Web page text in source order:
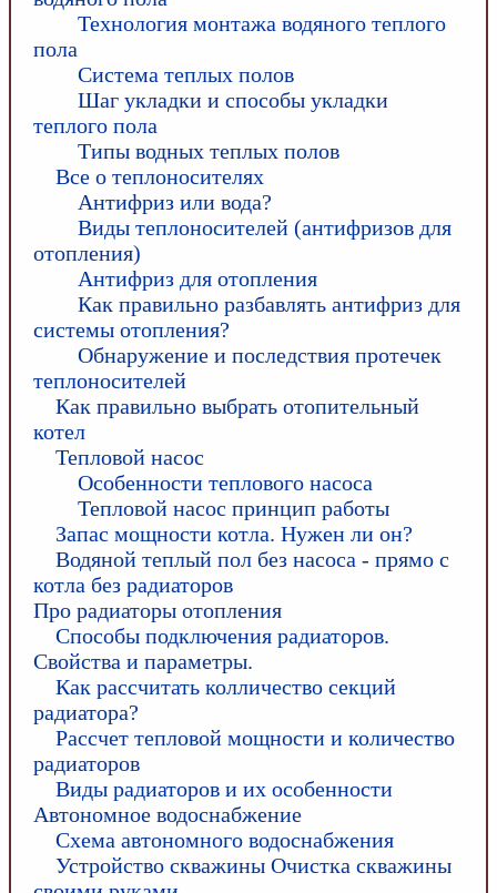
Технология монтажа водяного теплого
пола
Система теплых полов
Шаг укладки и способы укладки
теплого пола
Типы водных теплых полов
Все о теплоносителях
Антифриз или вода?
Виды теплоносителей (антифризов для
отопления)
Антифриз для отопления
Как правильно разбавлять антифриз для
системы отопления?
Обнаружение и последствия протечек
теплоносителей
Как правильно выбрать отопительный
котел
Тепловой насос
Особенности теплового насоса
Тепловой насос принцип работы
Запас мощности котла. Нужен ли он?
Водяной теплый пол без насоса - прямо с
котла без радиаторов
Про радиаторы отопления
Способы подключения радиаторов.
Свойства и параметры.
Как рассчитать колличество секций
радиатора?
Рассчет тепловой мощности и количество
радиаторов
Виды радиаторов и их особенности
Автономное водоснабжение
Схема автономного водоснабжения
Устройство скважины Очистка скважины